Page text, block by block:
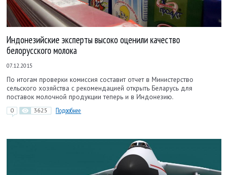
Индонезийские эксперты высоко оценили качество
белорусского молока
07.12.2015
По итогам проверки комиссия составит отчет в Министерство
сельского хозяйства с рекомендацией открыть Беларусь для
поставок молочной продукции теперь и в Индонезию.
0 3625 Подробнее